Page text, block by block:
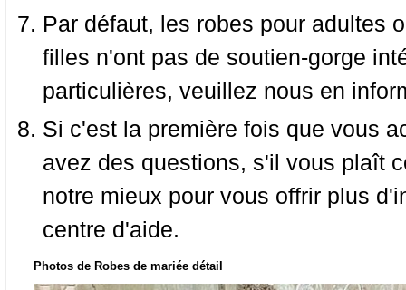
Par défaut, les robes pour adultes
filles n'ont pas de soutien-gorge
particulières, veuillez nous en
Si c'est la première fois que vous
avez des questions, s'il vous plaît
notre mieux pour vous offrir plus
centre d'aide.
Photos de Robes de mariée détail